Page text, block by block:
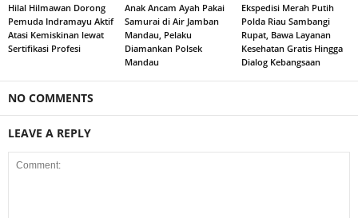
Hilal Hilmawan Dorong
Pemuda Indramayu Aktif
Atasi Kemiskinan lewat
Sertifikasi Profesi
Anak Ancam Ayah Pakai
Samurai di Air Jamban
Mandau, Pelaku
Diamankan Polsek
Mandau
Ekspedisi Merah Putih
Polda Riau Sambangi
Rupat, Bawa Layanan
Kesehatan Gratis Hingga
Dialog Kebangsaan
NO COMMENTS
LEAVE A REPLY